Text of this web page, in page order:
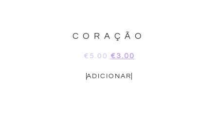
CORAÇÃO
€ 5.00 €3.00
ADICIONAR